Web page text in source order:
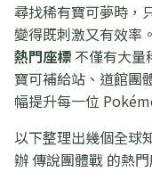
尋找稀有寶可夢時，
變得既刺激又有效率
熱門座標 不僅有大量
寶可補給站、道館團
幅提升每一位
以下整理出幾個全球
辦 傳說團體戰 的熱門